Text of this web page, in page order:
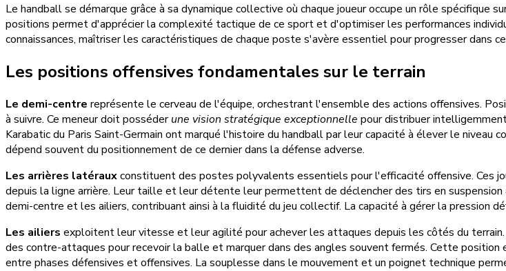
Le handball se démarque grâce à sa dynamique collective où chaque joueur occupe un rôle
positions permet d'apprécier la complexité tactique de ce sport et d'optimiser les performances
connaissances, maîtriser les caractéristiques de chaque poste s'avère essentiel pour progresser dans
Les positions offensives fondamentales sur le terrain
Le demi-centre représente le cerveau de l'équipe, orchestrant l'ensemble des actions offensives.
à suivre. Ce meneur doit posséderune vision stratégique exceptionnelle pour distribuer
Karabatic du Paris Saint-Germain ont marqué l'histoire du handball par leur capacité à élever le
dépend souvent du positionnement de ce dernier dans la défense adverse.
Les arrières latérauxconstituent des postes polyvalents essentiels pour l'efficacité offensive. Ces
depuis la ligne arrière. Leur taille et leur détente leur permettent de déclencher des tirs en
demi-centre et les ailiers, contribuant ainsi à la fluidité du jeu collectif. La capacité à gérer la pression
Les ailiers exploitent leur vitesse et leur agilité pour achever les attaques depuis les côtés du
des contre-attaques pour recevoir la balle et marquer dans des angles souvent fermés. Cette
entre phases défensives et offensives. La souplesse dans le mouvement et un poignet technique